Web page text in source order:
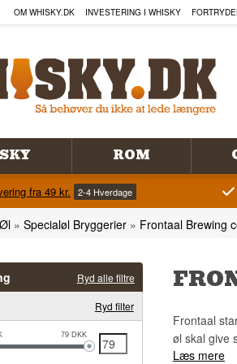
OM WHISKY.DK INVESTERING I WHISKY
ROM
fra 49 kr. 2-4 Hverdage
Øl » Specialøl Bryggerier » Frontaal Brewing
Ryd alle filtre
Ryd filter
79 DKK
Frontaal
øl skal give
Læs mere